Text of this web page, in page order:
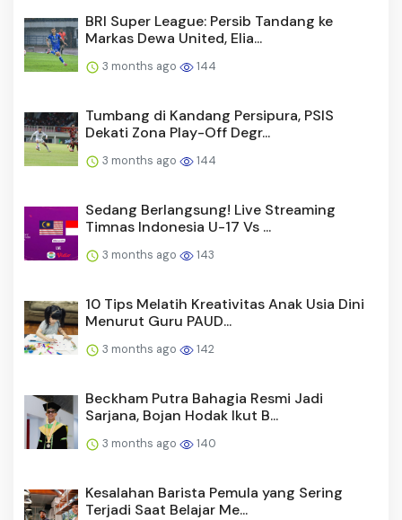
BRI Super League: Persib Tandang ke
Markas Dewa United, Elia...
3 months ago 144
Tumbang di Kandang Persipura, PSIS
Dekati Zona Play-Off Degr...
3 months ago 144
Sedang Berlangsung! Live Streaming
Timnas Indonesia U-17 Vs ...
3 months ago 143
10 Tips Melatih Kreativitas Anak Usia Dini
Menurut Guru PAUD...
3 months ago 142
Beckham Putra Bahagia Resmi Jadi
Sarjana, Bojan Hodak Ikut B...
3 months ago 140
Kesalahan Barista Pemula yang Sering
Terjadi Saat Belajar Me...